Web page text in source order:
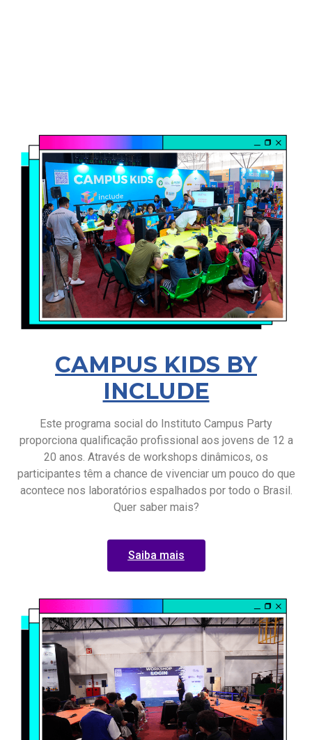
CAMPUS KIDS BY
INCLUDE
Este programa social do Instituto Campus Party
proporciona qualificação profissional aos jovens de 12 a
20 anos. Através de workshops dinâmicos, os
participantes têm a chance de vivenciar um pouco do que
acontece nos laboratórios espalhados por todo o Brasil.
Quer saber mais?
Saiba mais